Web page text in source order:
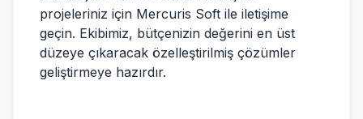
projeleriniz için Mercuris Soft ile iletişime
geçin. Ekibimiz, bütçenizin değerini en üst
düzeye çıkaracak özelleştirilmiş çözümler
geliştirmeye hazırdır.